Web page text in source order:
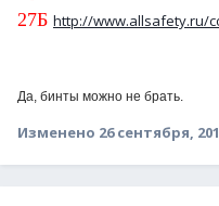
27Б http://www.allsafety.ru/
Да, бинты можно не брать.
Изменено 26 сентября,